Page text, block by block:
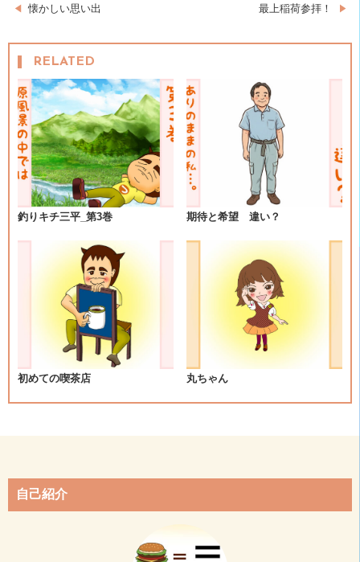
投
稿
ナ
ビ
ゲ
ー
シ
懐かしい思い出 最上稲荷参拝！
RELATED
釣りキチ三平_第3巻 期待と希望 違い？
初めての喫茶店 丸ちゃん
自己紹介